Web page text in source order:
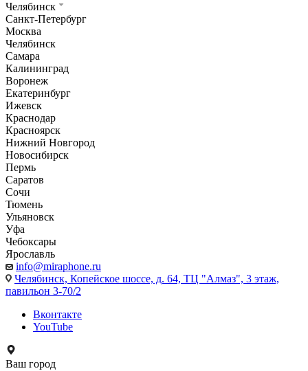
Челябинск
Санкт-Петербург
Москва
Челябинск
Самара
Калининград
Воронеж
Екатеринбург
Ижевск
Краснодар
Красноярск
Нижний Новгород
Новосибирск
Пермь
Саратов
Сочи
Тюмень
Ульяновск
Уфа
Чебоксары
Ярославль
info@miraphone.ru
Челябинск, Копейское шоссе, д. 64, ТЦ "Алмаз", 3 этаж,
павильон 3-70/2
Вконтакте
YouTube
Ваш город